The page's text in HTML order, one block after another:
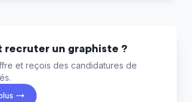
recruter un graphiste ?
et reçois des candidatures de
→